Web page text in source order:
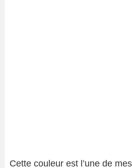
Cette couleur est l’une de